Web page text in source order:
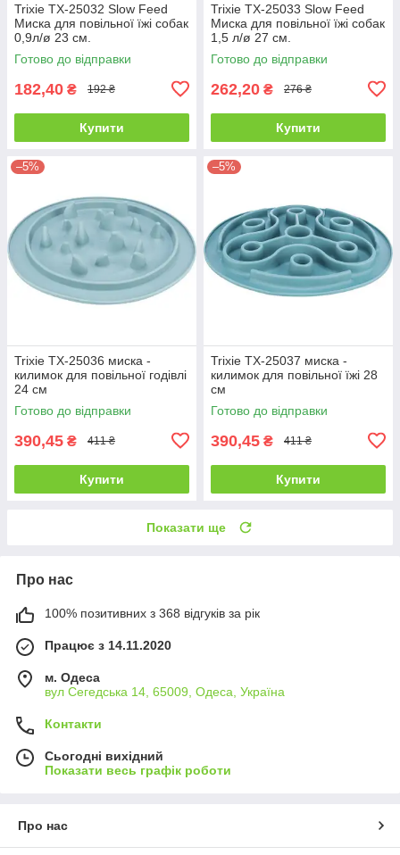
Trixie TX-25032 Slow Feed
Миска для повільної їжі собак
0,9л/ø 23 см.
Готово до відправки
182,40 ₴ 192 ₴
Купити
Trixie TX-25033 Slow Feed
Миска для повільної їжі собак
1,5 л/ø 27 см.
Готово до відправки
262,20 ₴ 276 ₴
Купити
–5%
Trixie TX-25036 миска -
килимок для повільної годівлі
24 см
Готово до відправки
390,45 ₴ 411 ₴
Купити
–5%
Trixie TX-25037 миска -
килимок для повільної їжі 28
см
Готово до відправки
390,45 ₴ 411 ₴
Купити
Показати ще
Про нас
100% позитивних з 368 відгуків за рік
Працює з 14.11.2020
м. Одеса
вул Сегедська 14, 65009, Одеса, Україна
Контакти
Сьогодні вихідний
Показати весь графік роботи
Про нас